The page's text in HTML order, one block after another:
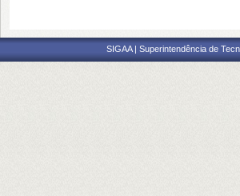
SIGAA | Superintendência de